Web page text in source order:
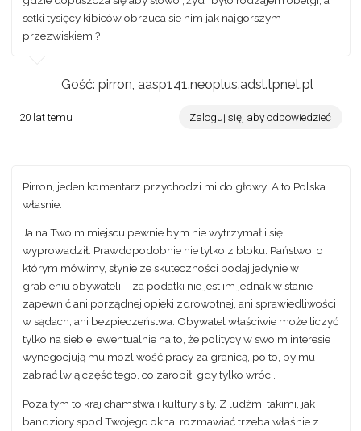
setki tysięcy kibiców obrzuca sie nim jak najgorszym
przezwiskiem ?
Gość: pirron, aasp141.neoplus.adsl.tpnet.pl
20 lat temu Zaloguj się, aby odpowiedzieć
Pirron, jeden komentarz przychodzi mi do głowy: A to Polska
własnie.
Ja na Twoim miejscu pewnie bym nie wytrzymał i się
wyprowadził. Prawdopodobnie nie tylko z bloku. Państwo, o
którym mówimy, słynie ze skuteczności bodaj jedynie w
grabieniu obywateli – za podatki nie jest im jednak w stanie
zapewnić ani porządnej opieki zdrowotnej, ani sprawiedliwości
w sądach, ani bezpieczeństwa. Obywatel właściwie może liczyć
tylko na siebie, ewentualnie na to, że politycy w swoim interesie
wynegocjują mu mozliwość pracy za granicą, po to, by mu
zabrać lwią część tego, co zarobił, gdy tylko wróci.
Poza tym to kraj chamstwa i kultury siły. Z ludźmi takimi, jak
bandziory spod Twojego okna, rozmawiać trzeba właśnie z